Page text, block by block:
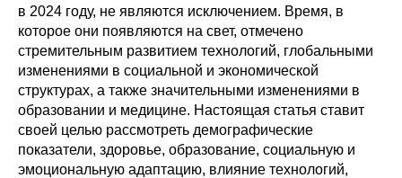
в 2024 году, не являются исключением. Время, в
которое они появляются на свет, отмечено
стремительным развитием технологий, глобальными
изменениями в социальной и экономической
структурах, а также значительными изменениями в
образовании и медицине. Настоящая статья ставит
своей целью рассмотреть демографические
показатели, здоровье, образование, социальную и
эмоциональную адаптацию, влияние технологий,